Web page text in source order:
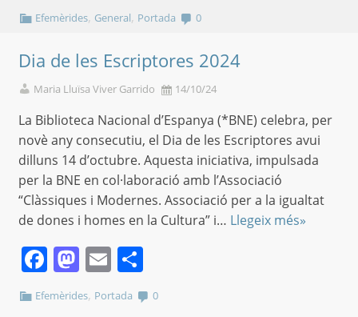
Efemèrides, General, Portada 0
Dia de les Escriptores 2024
Maria Lluïsa Viver Garrido 14/10/24
La Biblioteca Nacional d’Espanya (*BNE) celebra, per
novè any consecutiu, el Dia de les Escriptores avui
dilluns 14 d’octubre. Aquesta iniciativa, impulsada
per la BNE en col·laboració amb l’Associació
“Clàssiques i Modernes. Associació per a la igualtat
de dones i homes en la Cultura” i… Llegeix més»
Facebook
Mastodon
Email
Efemèrides, Portada 0